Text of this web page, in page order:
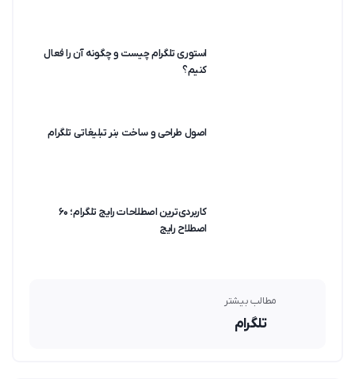
استوری تلگرام چیست و چگونه آن را فعال
کنیم؟
اصول طراحی و ساخت بنر تبلیغاتی تلگرام
کاربردی‌ترین اصطلاحات رایج تلگرام؛ ۶۰
اصطلاح رایج
مطالب بیشتر
تلگرام